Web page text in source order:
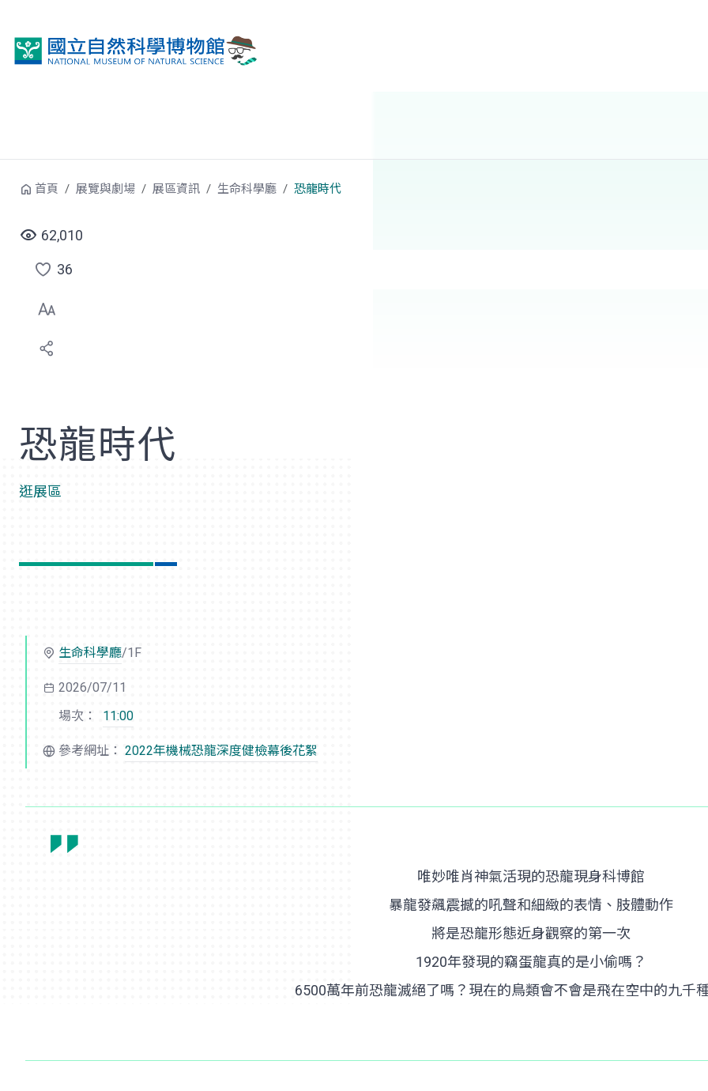
首頁 展覽與劇場 展區資訊 生命科學廳 恐龍時代
62,010
點
選
喜
36
恐龍時代
逛展區
生命科學廳/1F
2026/07/11
場次：
11:00
參考網址： 2022年機械恐龍深度健檢幕後花絮
唯妙唯肖神氣活現的恐龍現身科博館
暴龍發飆震撼的吼聲和細緻的表情、肢體動作
將是恐龍形態近身觀察的第一次
1920年發現的竊蛋龍真的是小偷嗎？
6500萬年前恐龍滅絕了嗎？現在的鳥類會不會是飛在空中的九千